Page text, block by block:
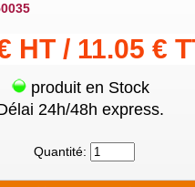
HT / 11.05 €
produit en Stock
24h/48h express.
Quantité: